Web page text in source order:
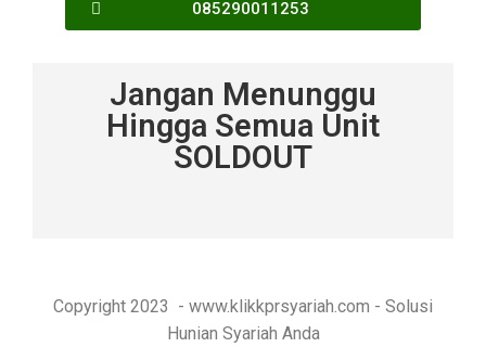
085290011253
Jangan Menunggu
Hingga Semua Unit
SOLDOUT
Copyright 2023 - www.klikkprsyariah.com - Solusi
Hunian Syariah Anda